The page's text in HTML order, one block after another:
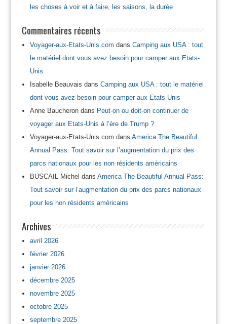
les choses à voir et à faire, les saisons, la durée
Commentaires récents
Voyager-aux-Etats-Unis.com dans Camping aux USA : tout
le matériel dont vous avez besoin pour camper aux Etats-
Unis
Isabelle Beauvais dans Camping aux USA : tout le matériel
dont vous avez besoin pour camper aux Etats-Unis
Anne Baucherondans Peut-on ou doit-on continuer de
voyager aux Etats-Unis à l’ère de Trump ?
Voyager-aux-Etats-Unis.com dans America The Beautiful
Annual Pass: Tout savoir sur l’augmentation du prix des
parcs nationaux pour les non résidents américains
BUSCAIL Michel dans America The Beautiful Annual Pass:
Tout savoir sur l’augmentation du prix des parcs nationaux
pour les non résidents américains
Archives
avril 2026
février 2026
janvier 2026
décembre 2025
novembre 2025
octobre 2025
septembre 2025